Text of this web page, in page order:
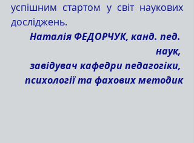
успішним стартом у світ наукових
досліджень.
Наталія ФЕДОРЧУК, канд. пед.
наук,
завідувач кафедри педагогіки,
психології та фахових методик